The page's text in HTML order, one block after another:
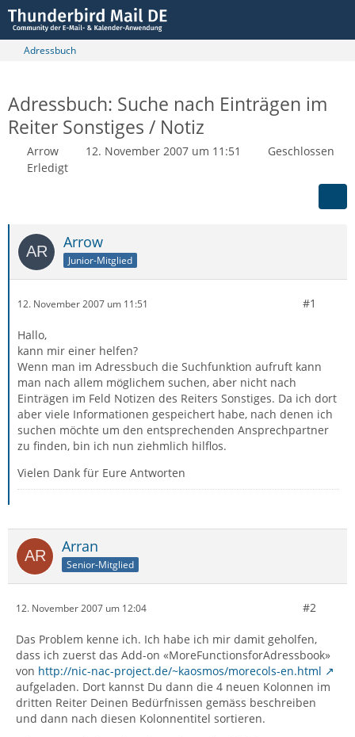
Adressbuch
Adressbuch: Suche nach Einträgen im
Reiter Sonstiges / Notiz
Arrow 12. November 2007 um 11:51
Geschlossen
Erledigt
Arrow
Junior-Mitglied
12. November 2007 um 11:51 #1
Hallo,
kann mir einer helfen?
Wenn man im Adressbuch die Suchfunktion aufruft kann
man nach allem möglichem suchen, aber nicht nach
Einträgen im Feld Notizen des Reiters Sonstiges. Da ich dort
aber viele Informationen gespeichert habe, nach denen ich
suchen möchte um den entsprechenden Ansprechpartner
zu finden, bin ich nun ziehmlich hilflos.
Vielen Dank für Eure Antworten
Arran
Senior-Mitglied
12. November 2007 um 12:04 #2
Das Problem kenne ich. Ich habe ich mir damit geholfen,
dass ich zuerst das Add-on «MoreFunctionsforAdressbook»
von http://nic-nac-project.de/~kaosmos/morecols-en.html
aufgeladen. Dort kannst Du dann die 4 neuen Kolonnen im
dritten Reiter Deinen Bedürfnissen gemäss beschreiben
und dann nach diesen Kolonnentitel sortieren.